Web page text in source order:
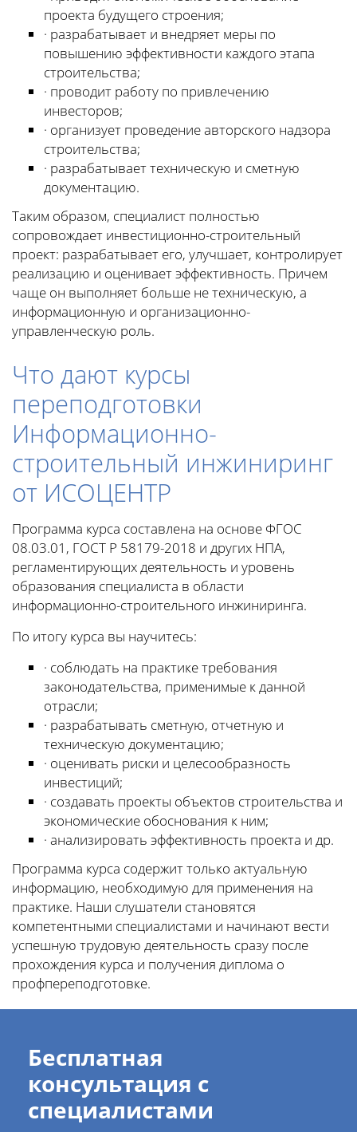
проекта будущего строения;
· разрабатывает и внедряет меры по
повышению эффективности каждого этапа
строительства;
· проводит работу по привлечению
инвесторов;
· организует проведение авторского надзора
строительства;
· разрабатывает техническую и сметную
документацию.
Таким образом, специалист полностью
сопровождает инвестиционно-строительный
проект: разрабатывает его, улучшает, контролирует
реализацию и оценивает эффективность. Причем
чаще он выполняет больше не техническую, а
информационную и организационно-
управленческую роль.
Что дают курсы
переподготовки
Информационно-
строительный инжиниринг
от ИСОЦЕНТР
Программа курса составлена на основе ФГОС
08.03.01, ГОСТ Р 58179-2018 и других НПА,
регламентирующих деятельность и уровень
образования специалиста в области
информационно-строительного инжиниринга.
По итогу курса вы научитесь:
· соблюдать на практике требования
законодательства, применимые к данной
отрасли;
· разрабатывать сметную, отчетную и
техническую документацию;
· оценивать риски и целесообразность
инвестиций;
· создавать проекты объектов строительства и
экономические обоснования к ним;
· анализировать эффективность проекта и др.
Программа курса содержит только актуальную
информацию, необходимую для применения на
практике. Наши слушатели становятся
компетентными специалистами и начинают вести
успешную трудовую деятельность сразу после
прохождения курса и получения диплома о
профпереподготовке.
Бесплатная
консультация с
специалистами